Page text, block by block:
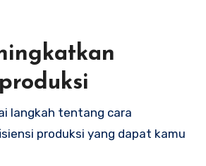
langkah tentang cara
produksi yang dapat kamu